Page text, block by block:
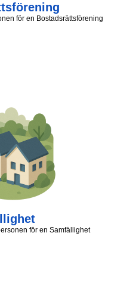
för en Bostadsrättsförening
för en Samfällighet